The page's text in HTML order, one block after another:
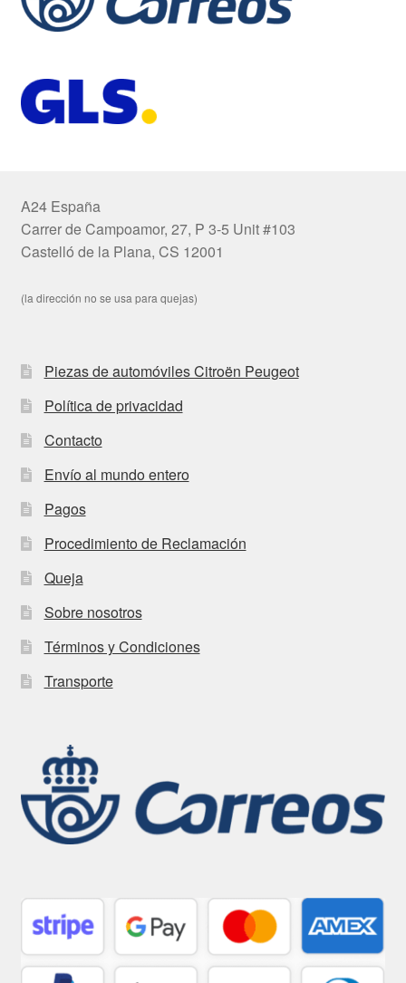
A24 España
Carrer de Campoamor, 27, P 3-5 Unit #103
Castelló de la Plana, CS 12001
(la dirección no se usa para quejas)
Piezas de automóviles Citroën Peugeot
Política de privacidad
Contacto
Envío al mundo entero
Pagos
Procedimiento de Reclamación
Queja
Sobre nosotros
Términos y Condiciones
Transporte